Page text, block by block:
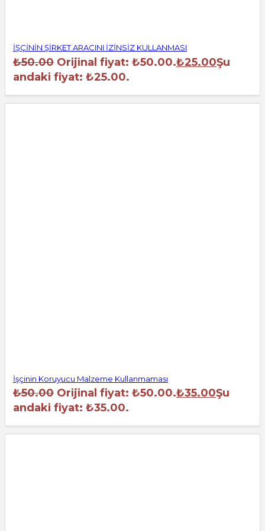
İŞÇİNİN ŞİRKET ARACINI İZİNSİZ KULLANMASI
₺50.00 Orijinal fiyat: ₺50.00.₺25.00Şu
andaki fiyat: ₺25.00.
İşçinin Koruyucu Malzeme Kullanmaması
₺50.00 Orijinal fiyat: ₺50.00.₺35.00Şu
andaki fiyat: ₺35.00.